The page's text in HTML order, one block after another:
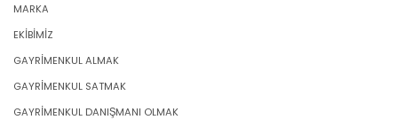
MARKA
EKİBİMİZ
GAYRİMENKUL ALMAK
GAYRİMENKUL SATMAK
GAYRİMENKUL DANIŞMANI OLMAK